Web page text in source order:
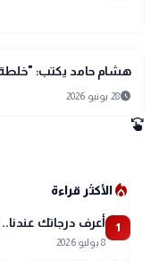
article
مقالات
هشام حامد يكتب:
schedule28 يونيو 2026
swipe
local_fire_departmentالأكثر قراءة
1 أعرف درجاتك عندنا.. نتيجة
8 يوليو 2026